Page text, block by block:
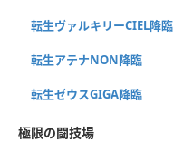
転生ヴァルキリーCIEL降臨
転生アテナNON降臨
転生ゼウスGIGA降臨
極限の闘技場